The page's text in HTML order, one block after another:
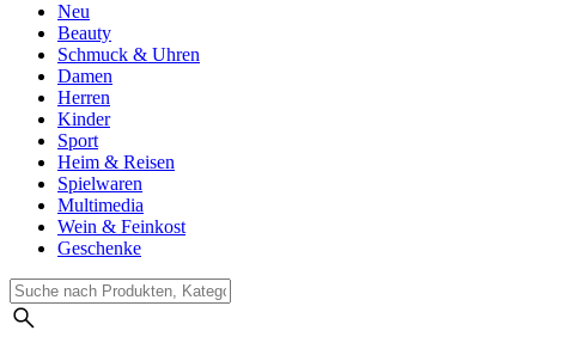
Neu
Beauty
Schmuck & Uhren
Damen
Herren
Kinder
Sport
Heim & Reisen
Spielwaren
Multimedia
Wein & Feinkost
Geschenke